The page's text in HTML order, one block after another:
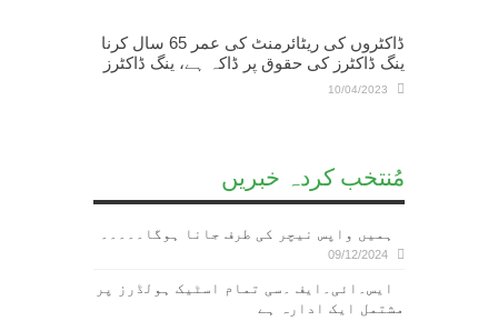
ڈاکٹروں کی ریٹائرمنٹ کی عمر 65 سال کرنا
ینگ ڈاکٹرز کی حقوق پر ڈاکہ ہے، ینگ ڈاکٹرز
10/04/2023
مُنتخب کردہ خبریں
ہمیں واپس نیچر کی طرف جانا ہوگا۔۔۔۔۔
09/12/2024
ایس۔ائی۔ایف ۔سی تمام اسٹیک ہولڈرز پر
مشتمل ایک ادارہ ہے